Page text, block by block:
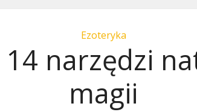
Ezoteryka
14 narzędzi
magii